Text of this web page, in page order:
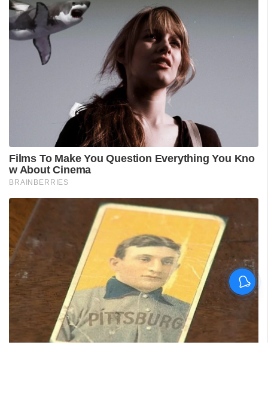
പുനലൂർ ആശുപത്രിയിലെ
സ്വീകരണം;
രോഗികൾക്കുണ്ടായ
ബുദ്ധിമുട്ടിൽ
ആരോഗ്യമന്ത്രിയുടെ
നിലപാട് തേടി
ഡിവൈഎഫ്‌ഐ